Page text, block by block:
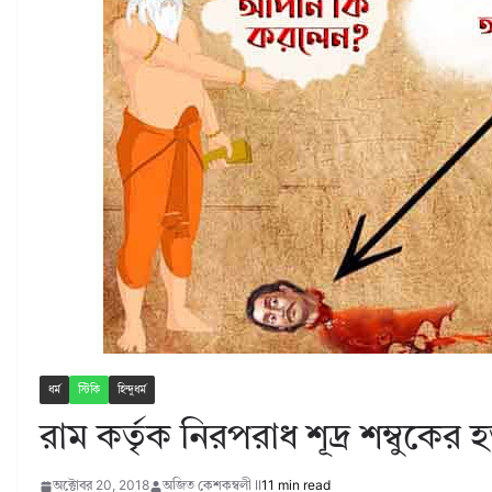
ধর্ম স্টিকি হিন্দুধর্ম
রাম কর্তৃক নিরপরাধ শূদ্র শম্বুকের
অক্টোবর 20, 2018 অজিত কেশকম্বলী II 11 min read